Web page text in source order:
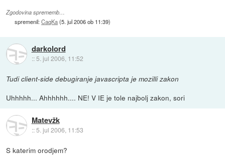
Zgodovina sprememb…
spremenil:CaqKa(5. jul 2006 ob 11:39)
darkolord
:: 5. jul 2006, 11:52
Tudi client-side debugiranje javascripta je mozilli zakon
Uhhhhh... Ahhhhhh.... NE! V IE je tole najbolj zakon, sori
Matevžk
::5. jul 2006, 11:53
S katerim orodjem?